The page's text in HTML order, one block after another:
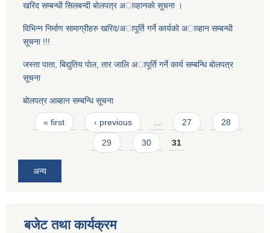
खरिद सम्बन्धी सिलबन्दी बाेलपत्र अाव्हानकाे सूचना ।
विभिन्न निर्माण सामाग्रीहरु खरिद/अापूर्ति गर्ने कार्यकाे अाव्हान सम्बन्धी
सूचना !!!
जस्ता पाता, बिद्युतिय पाेल, तार जालि अापूर्ति गर्ने कार्य सम्बन्धि बाेलपत्र
सूचना
बोलपत्र आब्हान सम्बन्धि सूचना
Pages
« first ‹ previous … 27 28
29 30 31
अन्य
बजेट तथा कार्यक्रम